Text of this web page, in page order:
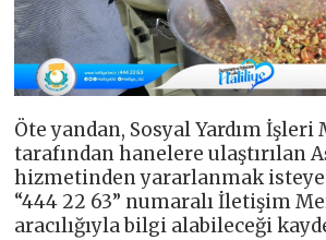
Öte yandan, Sosyal Yardım İşleri
tarafından hanelere ulaştırılan
hizmetinden yararlanmak
“444 22 63” numaralı İletişim
aracılığıyla bilgi alabileceği